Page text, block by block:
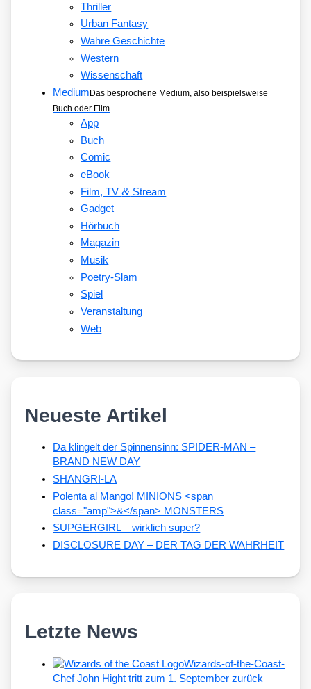
Thriller
Urban Fantasy
Wahre Geschichte
Western
Wissenschaft
Medium Das besprochene Medium, also beispielsweise
Buch oder Film
App
Buch
Comic
eBook
Film, TV&Stream
Gadget
Hörbuch
Magazin
Musik
Poetry-Slam
Spiel
Veranstaltung
Web
Neueste Artikel
Da klingelt der Spinnensinn: SPIDER-MAN –
BRAND NEW DAY
SHANGRI-LA
Polenta al Mango! MINIONS <span
class="amp">&</span> MONSTERS
SUPGERGIRL – wirklich super?
DISCLOSURE DAY – DER TAG DER WAHRHEIT
Letzte News
Wizards-of-the-Coast-
Chef John Hight tritt zum 1. September zurück